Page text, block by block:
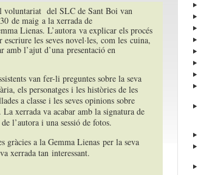
voluntariat del SLC de Sant Boi van
de maig a la xerrada de
Lienas. L’autora va explicar els procés
escriure les seves novel·les, com les cuina,
amb l’ajut d’una presentació en
van fer-li preguntes sobre la seva
els personatges i les històries de les
a classe i les seves opinions sobre
La xerrada va acabar amb la signatura de
l’autora i una sessió de fotos.
gràcies a la Gemma Lienas per la seva
xerrada tan interessant.